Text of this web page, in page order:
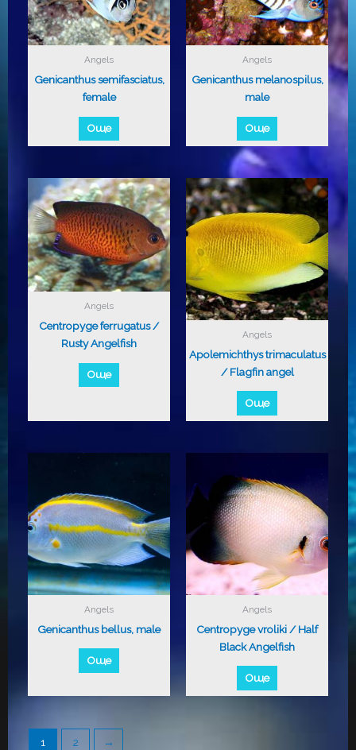
Angels
Genicanthus semifasciatus,
female
Още
Angels
Genicanthus melanospilus,
male
Още
Angels
Centropyge ferrugatus /
Rusty Angelfish
Още
Angels
Apolemichthys trimaculatus
/ Flagfin angel
Още
Angels
Genicanthus bellus, male
Още
Angels
Centropyge vroliki / Half
Black Angelfish
Още
1 2 →